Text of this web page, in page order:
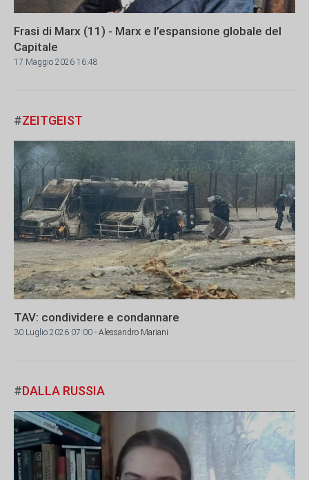
Frasi di Marx (11) - Marx e l’espansione globale del
Capitale
17 Maggio 2026 16:48
#ZEITGEIST
TAV: condividere e condannare
30 Luglio 2026 07:00 - Alessandro Mariani
#DALLA RUSSIA